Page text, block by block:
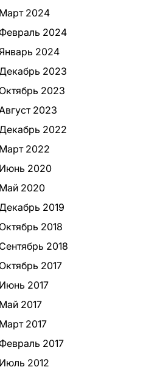
Март 2024
Февраль 2024
2024
2023
Октябрь 2023
2023
2022
Март 2022
Июнь 2020
Май 2020
2019
Октябрь 2018
Сентябрь 2018
Октябрь 2017
Июнь 2017
Май 2017
Март 2017
Февраль 2017
Июль 2012